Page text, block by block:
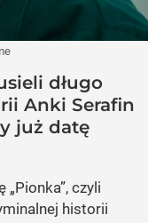
długo
Anki Serafin
już datę
czyli
historii